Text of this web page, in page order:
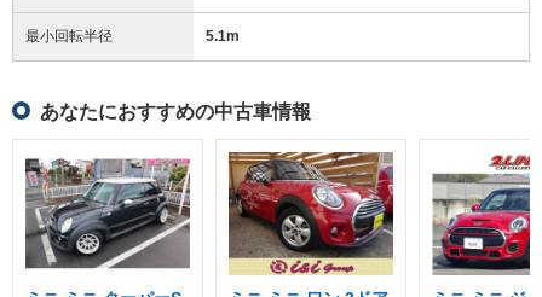
最小回転半径 5.1m
あなたにおすすめの中古車情報